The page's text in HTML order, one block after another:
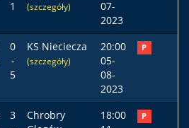
1
(szczegóły)
07-
2023
0
-
5
KS Nieciecza
(szczegóły)
20:00
05-
08-
2023
P
3
Chrobry
18:00
P